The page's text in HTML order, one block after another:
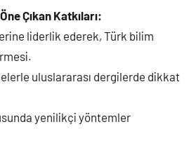
Çıkan Katkıları:
liderlik ederek, Türk bilim
uluslararası dergilerde dikkat
yenilikçi yöntemler